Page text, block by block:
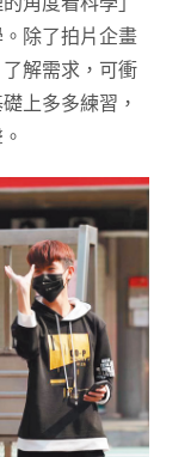
除了拍片企畫
解需求，可衝
上多多練習，